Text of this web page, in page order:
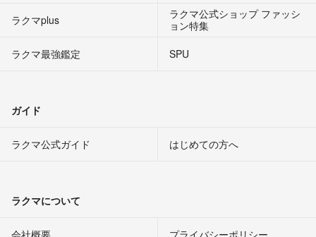
ラクマplus
ラクマ公式ショップ ファッシ
ョン特集
ラクマ最強鑑定
SPU
ガイド
ラクマ公式ガイド はじめての方へ
ラクマについて